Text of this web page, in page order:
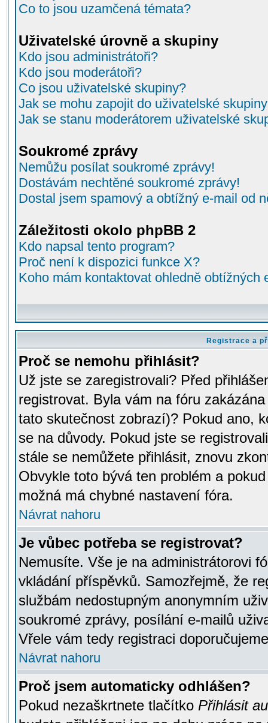
Co to jsou uzamčená témata?
Uživatelské úrovně a skupiny
Kdo jsou administrátoři?
Kdo jsou moderátoři?
Co jsou uživatelské skupiny?
Jak se mohu zapojit do uživatelské
Jak se stanu moderátorem uživatelské
Soukromé zprávy
Nemůžu posílat soukromé zprávy!
Dostávám nechtěné soukromé zprávy!
Dostal jsem spamový a obtížný e-mail od
Záležitosti okolo phpBB 2
Kdo napsal tento program?
Proč není k dispozici funkce X?
Koho mám kontaktovat ohledně
Registrace a
Proč se nemohu přihlásit?
Už jste se zaregistrovali? Před
registrovat. Byla vám na fóru
tato skutečnost zobrazí)? Pokud ano,
se na důvody. Pokud jste se
stále se nemůžete přihlásit, znovu
Obvykle toto bývá ten problém a
možná má chybné nastavení fóra.
Návrat nahoru
Je vůbec potřeba se registrovat?
Nemusíte. Vše je na administrátorovi
vkládání příspěvků. Samozřejmě, že
službám nedostupným anonymním
soukromé zprávy, posílání e-mailů
Vřele vám tedy registraci
Návrat nahoru
Proč jsem automaticky odhlášen?
Pokud nezaškrtnete tlačítko Přihlásit